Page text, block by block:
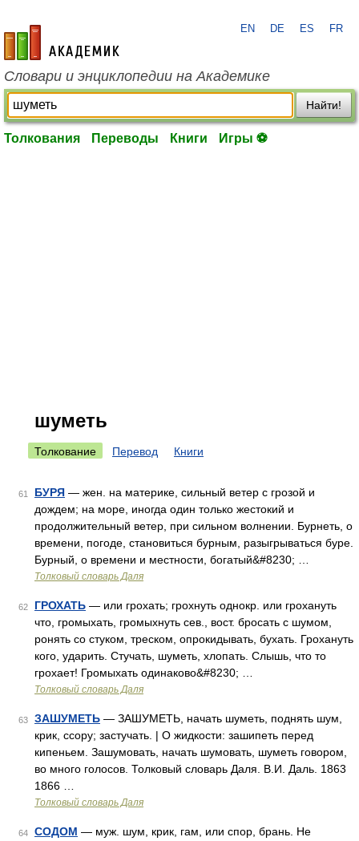
academic.ru
EN DE ES FR
Словари и энциклопедии на Академике
Найти!
Толкования Переводы Книги Игры ⚽
шуметь
Толкование Перевод Книги
61 БУРЯ — жен. на материке, сильный ветер с грозой и
дождем; на море, иногда один только жестокий и
продолжительный ветер, при сильном волнении. Бурнеть, о
времени, погоде, становиться бурным, разыгрываться буре.
Бурный, о времени и местности, богатый&#8230; …
Толковый словарь Даля
62 ГРОХАТЬ — или грохать; грохнуть однокр. или грохануть
что, громыхать, громыхнуть сев., вост. бросать с шумом,
ронять со стуком, треском, опрокидывать, бухать. Грохануть
кого, ударить. Стучать, шуметь, хлопать. Слышь, что то
грохает! Громыхать одинаково&#8230; …
Толковый словарь Даля
63 ЗАШУМЕТЬ — ЗАШУМЕТЬ, начать шуметь, поднять шум,
крик, ссору; застучать. | О жидкости: зашипеть перед
кипеньем. Зашумовать, начать шумовать, шуметь говором,
во много голосов. Толковый словарь Даля. В.И. Даль. 1863
1866 …
Толковый словарь Даля
64 СОДОМ — муж. шум, крик, гам, или спор, брань. Не